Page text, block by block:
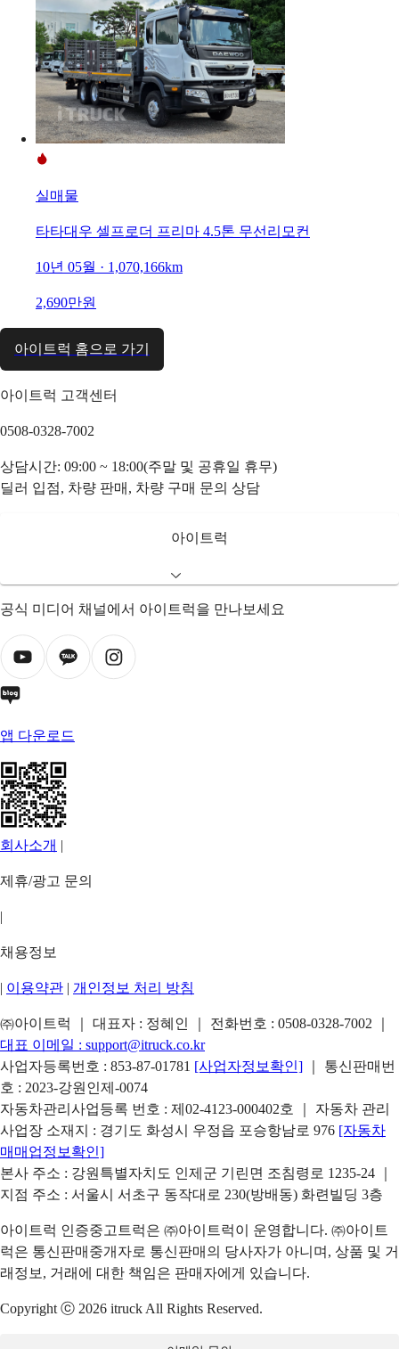
실매물
타타대우 셀프로더 프리마 4.5톤 무선리모컨
10년 05월 · 1,070,166km
2,690만원
아이트럭 홈으로 가기
아이트럭 고객센터
0508-0328-7002
상담시간: 09:00 ~ 18:00(주말 및 공휴일 휴무)
딜러 입점, 차량 판매, 차량 구매 문의 상담
아이트럭
공식 미디어 채널에서 아이트럭을 만나보세요
앱 다운로드
회사소개 |
제휴/광고 문의
|
채용정보
| 이용약관 | 개인정보 처리 방침
㈜아이트럭 ｜ 대표자 : 정혜인 ｜ 전화번호 : 0508-0328-7002
대표 이메일 : support@itruck.co.kr
사업자등록번호 : 853-87-01781 [사업자정보확인]
｜ 통신판매번
호 : 2023-강원인제-0074
자동차관리사업등록 번호 : 제02-4123-000402호 ｜ 자동차 관리
사업장 소재지 : 경기도 화성시 우정읍 포승항남로 976 [자동차
매매업정보확인]
본사 주소 : 강원특별자치도 인제군 기린면 조침령로 1235-24 ｜
지점 주소 : 서울시 서초구 동작대로 230(방배동) 화련빌딩 3층
아이트럭 인증중고트럭은 ㈜아이트럭이 운영합니다. ㈜아이트
럭은 통신판매중개자로 통신판매의 당사자가 아니며, 상품 및 거
래정보, 거래에 대한 책임은 판매자에게 있습니다.
Copyright ⓒ 2026 itruck All Rights Reserved.